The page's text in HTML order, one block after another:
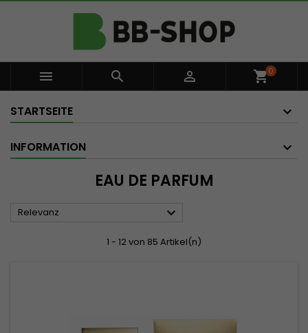
   shopping_cart0
STARTSEITE
INFORMATION
EAU DE PARFUM
Relevanz 
1 - 12 von 85 Artikel(n)